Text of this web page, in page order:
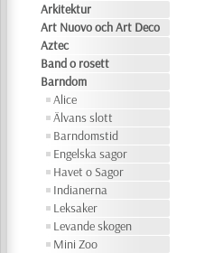
Arkitektur
Art Nuovo och Art Deco
Aztec
Band o rosett
Barndom
Alice
Älvans slott
Barndomstid
Engelska sagor
Havet o Sagor
Indianerna
Leksaker
Levande skogen
Mini Zoo